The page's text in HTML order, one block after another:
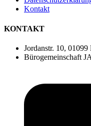
Kontakt
KONTAKT
Jordanstr. 10, 01099
Bürogemeinschaft